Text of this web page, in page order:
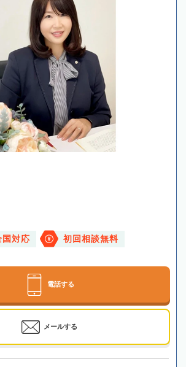
国対応 初回相談無料
電話する
メールする